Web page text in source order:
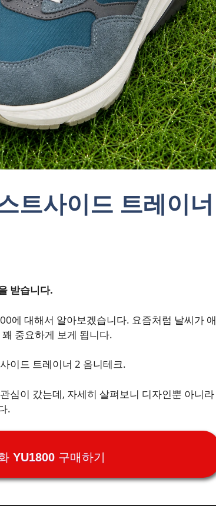
트사이드 트레이너
받습니다.
에 대해서 알아보겠습니다. 요즘처럼 날씨가 애
중요하게 보게 됩니다.
이드 트레이너 2 옴니테크.
심이 갔는데, 자세히 살펴보니 디자인뿐 아니라
.
YU1800 구매하기